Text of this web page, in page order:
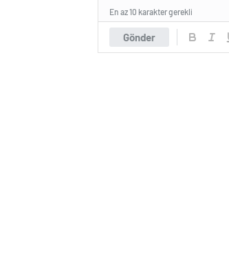
Gönder
En az 10 karakter gerekli